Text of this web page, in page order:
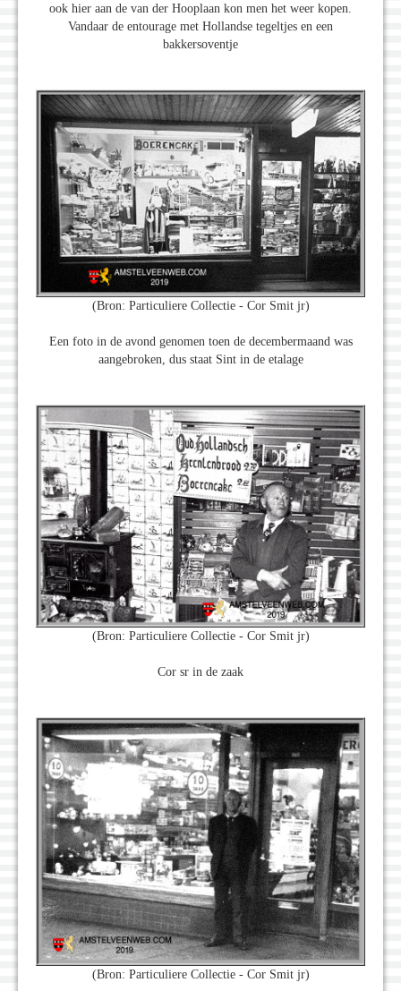
ook hier aan de van der Hooplaan kon men het weer kopen.
Vandaar de entourage met Hollandse tegeltjes en een
bakkersoventje
(Bron: Particuliere Collectie - Cor Smit jr)
Een foto in de avond genomen toen de decembermaand was
aangebroken, dus staat Sint in de etalage
(Bron: Particuliere Collectie - Cor Smit jr)
Cor sr in de zaak
(Bron: Particuliere Collectie - Cor Smit jr)